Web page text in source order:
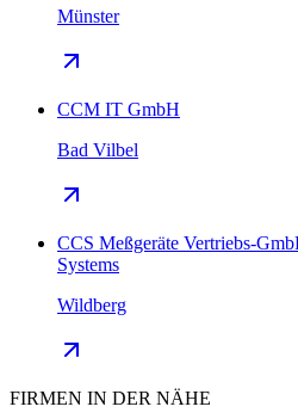
Münster
CCM IT GmbH
Bad Vilbel
CCS Meßgeräte Vertriebs-
Systems
Wildberg
FIRMEN IN DER NÄHE